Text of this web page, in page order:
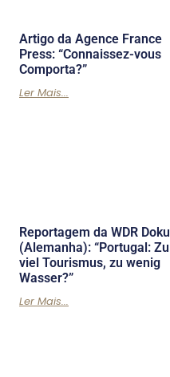
Artigo da Agence France
Press: “Connaissez-vous
Comporta?”
Ler Mais...
Reportagem da WDR Doku
(Alemanha): “Portugal: Zu
viel Tourismus, zu wenig
Wasser?”
Ler Mais...